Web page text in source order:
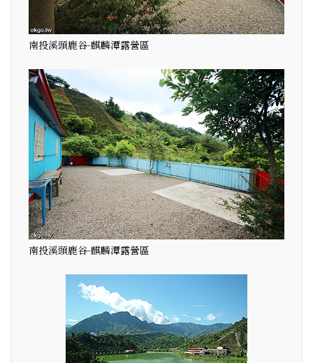
南投溪頭鹿谷-麒麟潭露營區
南投溪頭鹿谷-麒麟潭露營區